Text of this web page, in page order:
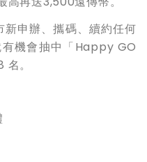
申辦、攜碼、續約任何
機會抽中「Happy GO
。